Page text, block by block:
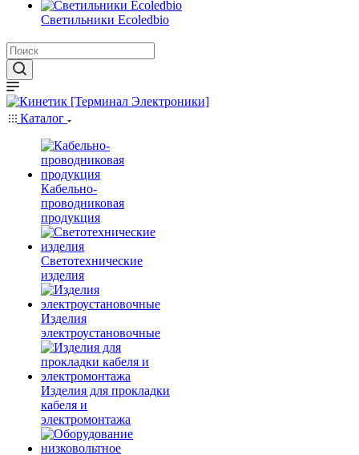
Светильники Ecoledbio
Каталог
Кабельно-
проводниковая
продукция
Светотехнические
изделия
Изделия
электроустановочные
Изделия для прокладки
кабеля и
электромонтажа